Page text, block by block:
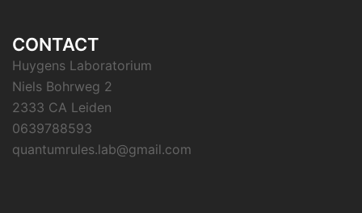
CONTACT
Huygens Laboratorium
Niels Bohrweg 2
2333 CA Leiden
0639788593
quantumrules.lab@gmail.com